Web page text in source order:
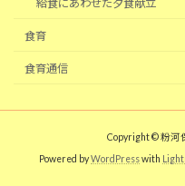
給食にあわせた夕食献立
食育
食育通信
Copyright © 粉河
Powered byWordPresswith